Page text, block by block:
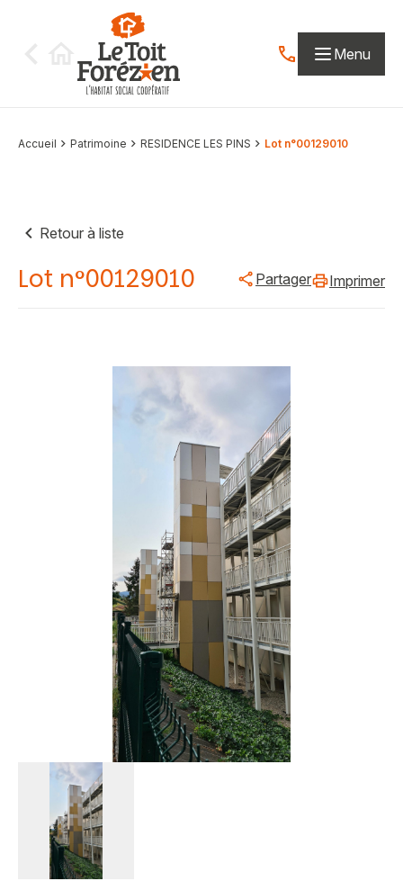
Contactez-nous
Menu
Accueil Patrimoine RESIDENCE LES PINS Lot n°00129010
Retour à liste
Lot n°00129010 Partager Imprimer